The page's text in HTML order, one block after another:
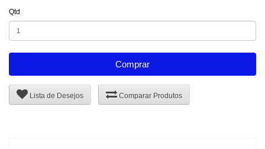
Qtd
Comprar
Lista de Desejos Comparar Produtos